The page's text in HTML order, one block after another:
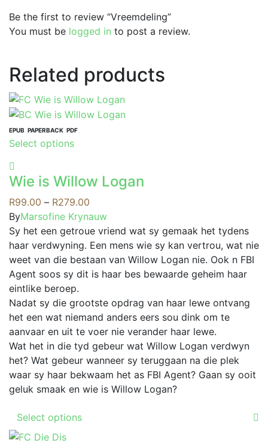
Be the first to review “Vreemdeling”
You must be logged in to post a review.
Related products
EPUB PAPERBACK PDF
Select optionsThis
multiple
variants.
The
options
may
be
chosen
on
the
product
page
Wie is Willow Logan
R99.00 – R279.00
range:
R99.00
through
R279.00
ByMarsofine Krynauw
Sy het een getroue vriend wat sy gemaak het tydens
haar verdwyning. Een mens wie sy kan vertrou, wat nie
weet van die bestaan van Willow Logan nie. Ook n FBI
Agent soos sy dit is haar bes bewaarde geheim haar
eintlike beroep.
Nadat sy die grootste opdrag van haar lewe ontvang
het een wat niemand anders eers sou dink om te
aanvaar en uit te voer nie verander haar lewe.
Wat het in die tyd gebeur wat Willow Logan verdwyn
het? Wat gebeur wanneer sy teruggaan na die plek
waar sy haar bekwaam het as FBI Agent? Gaan sy ooit
geluk smaak en wie is Willow Logan?
Select options